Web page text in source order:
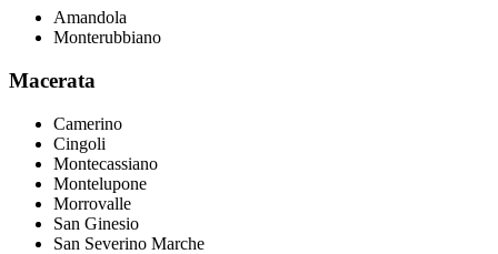
Amandola
Monterubbiano
Macerata
Camerino
Cingoli
Montecassiano
Montelupone
Morrovalle
San Ginesio
San Severino Marche